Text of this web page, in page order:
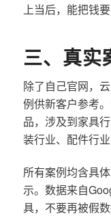
上当后，能把钱要
三、真实
除了自己官网，
例供新客户参考
品，涉及到家具
装行业、配件行
所有案例均含具
示。数据来自
具，不要再被假